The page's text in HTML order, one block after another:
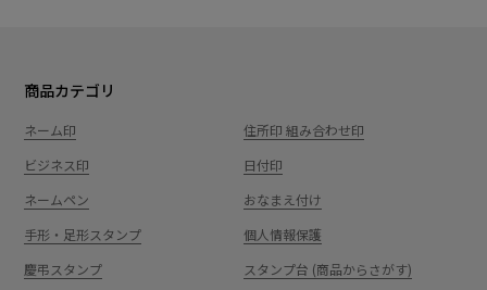
商品カテゴリ
ネーム印
住所印 組み合わせ印
ビジネス印
日付印
ネームペン
おなまえ付け
手形・足形スタンプ
個人情報保護
慶弔スタンプ
スタンプ台 (商品からさがす)